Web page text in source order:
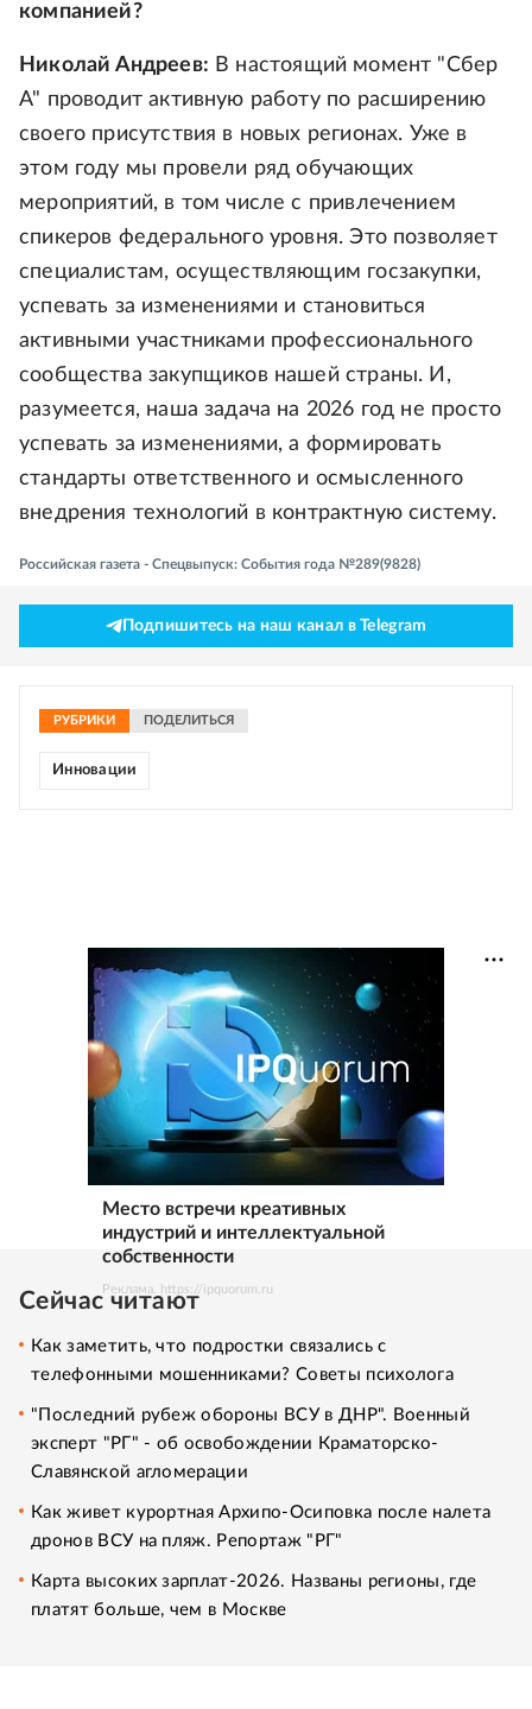
компанией?
Николай Андреев: В настоящий момент "Сбер
А" проводит активную работу по расширению
своего присутствия в новых регионах. Уже в
этом году мы провели ряд обучающих
мероприятий, в том числе с привлечением
спикеров федерального уровня. Это позволяет
специалистам, осуществляющим госзакупки,
успевать за изменениями и становиться
активными участниками профессионального
сообщества закупщиков нашей страны. И,
разумеется, наша задача на 2026 год не просто
успевать за изменениями, а формировать
стандарты ответственного и осмысленного
внедрения технологий в контрактную систему.
Российская газета - Спецвыпуск: События года №289(9828)
Подпишитесь на наш канал в Telegram
РУБРИКИ ПОДЕЛИТЬСЯ
Инновации
Место встречи креативных
индустрий и интеллектуальной
собственности
Реклама. https://ipquorum.ru
Сейчас читают
Как заметить, что подростки связались с
телефонными мошенниками? Советы психолога
"Последний рубеж обороны ВСУ в ДНР". Военный
эксперт "РГ" - об освобождении Краматорско-
Славянской агломерации
Как живет курортная Архипо-Осиповка после налета
дронов ВСУ на пляж. Репортаж "РГ"
Карта высоких зарплат-2026. Названы регионы, где
платят больше, чем в Москве